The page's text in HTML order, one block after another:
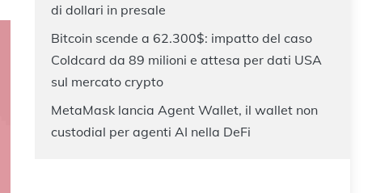
di dollari in presale
Bitcoin scende a 62.300$: impatto del caso
Coldcard da 89 milioni e attesa per dati USA
sul mercato crypto
MetaMask lancia Agent Wallet, il wallet non
custodial per agenti AI nella DeFi